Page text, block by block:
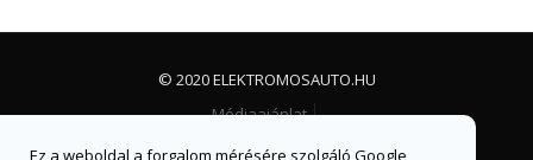
© 2020 ELEKTROMOSAUTO.HU
Médiaajánlat
Ez a weboldal a forgalom mérésére szolgáló Google